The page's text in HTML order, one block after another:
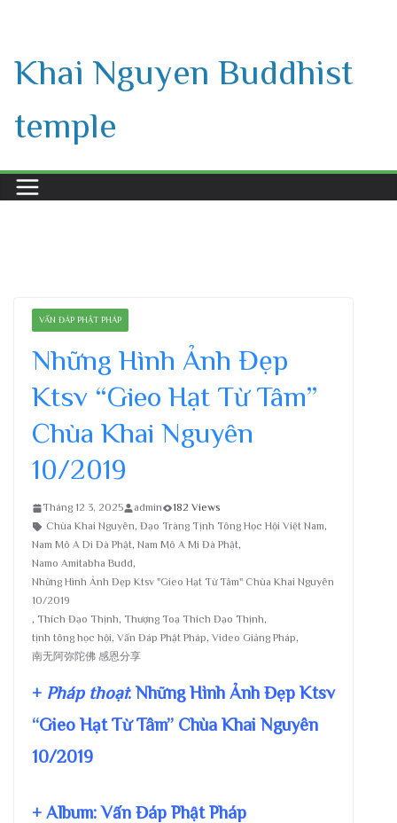
content
Khai Nguyen Buddhist
temple
VẤN ĐÁP PHẬT PHÁP
Những Hình Ảnh Đẹp
Ktsv “Gieo Hạt Từ Tâm”
Chùa Khai Nguyên
10/2019
Tháng 12 3, 2025 admin
182 Views
Chùa Khai Nguyên, Đạo Tràng Tịnh Tông Học Hội Việt Nam,
Nam Mô A Di Đà Phật, Nam Mô A Mi Đà Phật,
Namo Amitabha Budd,
Những Hình Ảnh Đẹp Ktsv "Gieo Hạt Từ Tâm" Chùa Khai Nguyên
10/2019
, Thích Đạo Thịnh, Thượng Toạ Thích Đạo Thịnh,
tịnh tông học hội, Vấn Đáp Phật Pháp, Video Giảng Pháp,
南无阿弥陀佛 感恩分享
+ Pháp thoại: Những Hình Ảnh Đẹp Ktsv
“Gieo Hạt Từ Tâm” Chùa Khai Nguyên
10/2019
+ Album: Vấn Đáp Phật Pháp